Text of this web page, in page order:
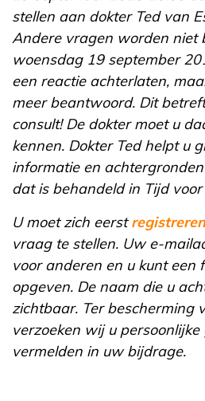
stellen aan dokter Ted van
Andere vragen worden niet
woensdag 19 september
een reactie achterlaten,
meer beantwoord. Dit
consult! De dokter moet u
kennen. Dokter Ted helpt u
informatie en
dat is behandeld in Tijd voor
U moet zich eerst
vraag te stellen. Uw e-
voor anderen en u kunt een
opgeven. De naam die u
zichtbaar. Ter bescherming
verzoeken wij u
vermelden in uw bijdrage.